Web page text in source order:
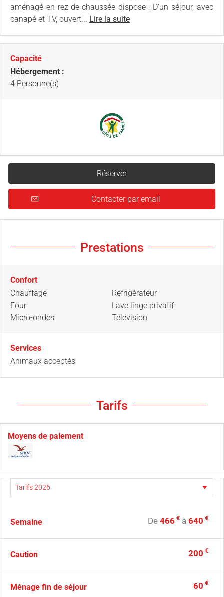
aménagé en rez-de-chaussée dispose : D'un séjour, avec
canapé et TV, ouvert... Lire la suite
Capacité
Hébergement :
4 Personne(s)
Réserver
Contacter par email
Prestations
Confort
Chauffage
Four
Micro-ondes
Réfrigérateur
Lave linge privatif
Télévision
Services
Animaux acceptés
Tarifs
Moyens de paiement
Semaine De 466 € à 640 €
Caution 200 €
Ménage fin de séjour 60 €